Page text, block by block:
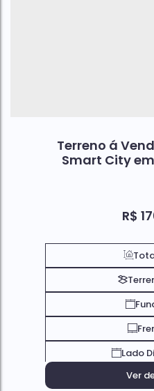
Terreno á
Smart City
R$
Lado
Ver